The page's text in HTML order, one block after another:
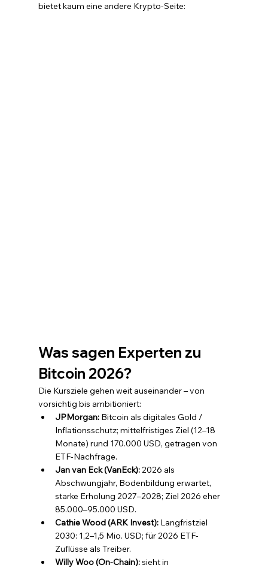
bietet kaum eine andere Krypto-Seite:
Was sagen Experten zu
Bitcoin 2026?
Die Kursziele gehen weit auseinander – von
vorsichtig bis ambitioniert:
JPMorgan: Bitcoin als digitales Gold /
Inflationsschutz; mittelfristiges Ziel (12–18
Monate) rund 170.000 USD, getragen von
ETF-Nachfrage.
Jan van Eck (VanEck): 2026 als
Abschwungjahr, Bodenbildung erwartet,
starke Erholung 2027–2028; Ziel 2026 eher
85.000–95.000 USD.
Cathie Wood (ARK Invest): Langfristziel
2030: 1,2–1,5 Mio. USD; für 2026 ETF-
Zuflüsse als Treiber.
Willy Woo (On-Chain): sieht in